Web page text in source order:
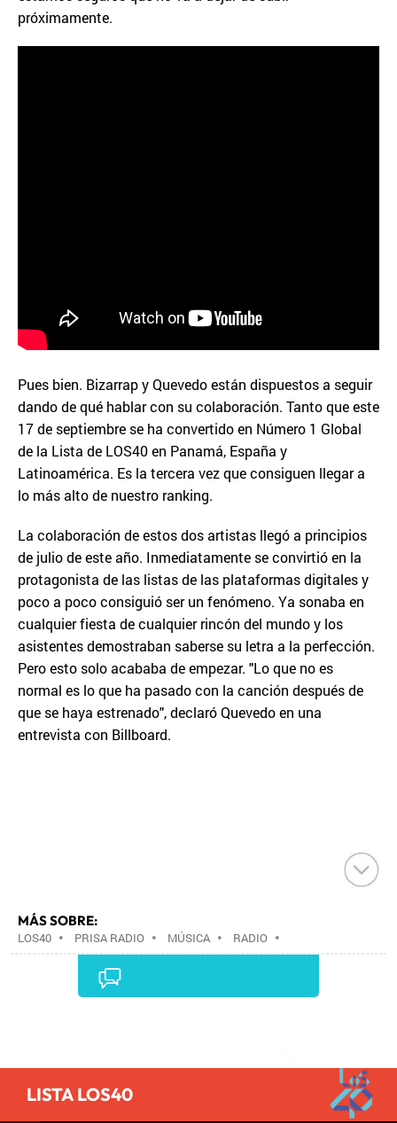
próximamente.
Pues bien. Bizarrap y Quevedo están dispuestos a seguir
dando de qué hablar con su colaboración. Tanto que este
17 de septiembre se ha convertido en Número 1 Global
de la Lista de LOS40 en Panamá, España y
Latinoamérica. Es la tercera vez que consiguen llegar a
lo más alto de nuestro ranking.
La colaboración de estos dos artistas llegó a principios
de julio de este año. Inmediatamente se convirtió en la
protagonista de las listas de las plataformas digitales y
poco a poco consiguió ser un fenómeno. Ya sonaba en
cualquier fiesta de cualquier rincón del mundo y los
asistentes demostraban saberse su letra a la perfección.
Pero esto solo acababa de empezar. "Lo que no es
normal es lo que ha pasado con la canción después de
que se haya estrenado", declaró Quevedo en una
entrevista con Billboard.
MÁS SOBRE:
LOS40 • PRISA RADIO • MÚSICA • RADIO •
GRUPO PRISA•GRUPO COMUNICACIÓN•MEDIOS
COMUNICACIÓN•
LISTA LOS40